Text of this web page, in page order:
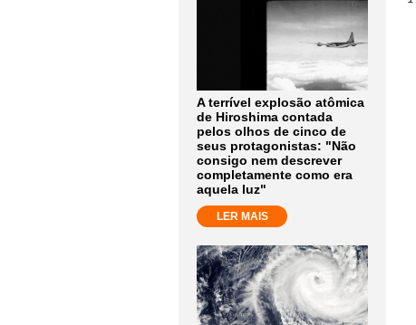
A terrível explosão atômica
de Hiroshima contada
pelos olhos de cinco de
seus protagonistas: "Não
consigo nem descrever
completamente como era
aquela luz"
LER MAIS